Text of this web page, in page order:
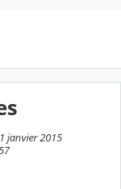
janvier 2015